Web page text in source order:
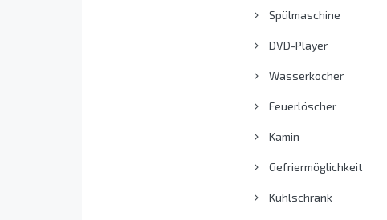
Spülmaschine
DVD-Player
Wasserkocher
Feuerlöscher
Kamin
Gefriermöglichkeit
Kühlschrank